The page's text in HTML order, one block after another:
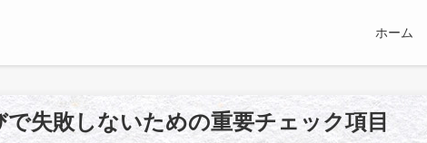
ホーム
で失敗しないための重要チェック項目